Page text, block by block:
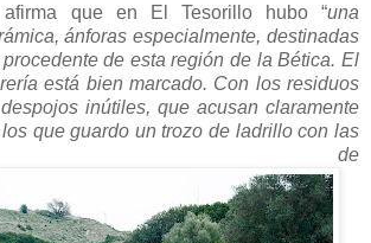
que en El Tesorillo hubo “una
ánforas especialmente, destinadas
de esta región de la Bética. El
está bien marcado. Con los residuos
inútiles, que acusan claramente
que guardo un trozo de ladrillo con las
de